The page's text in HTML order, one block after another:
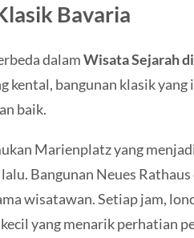
Bavaria
dalamWisata Sejarah
kental, bangunan klasik
baik.
Marienplatz yang
Bangunan Neues
wisatawan. Setiap jam,
yang menarik perhatian